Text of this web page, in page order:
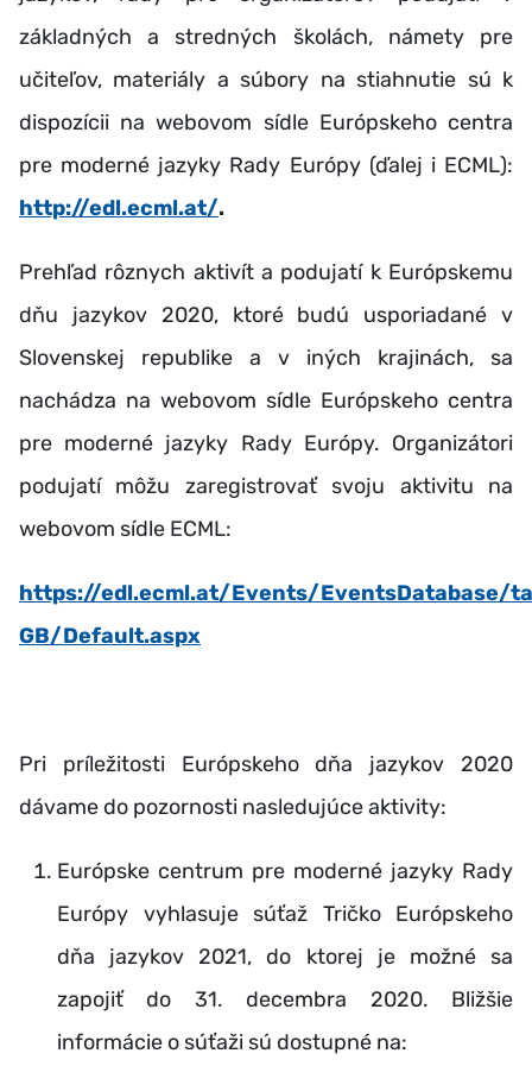
základných a stredných školách, námety pre
učiteľov, materiály a súbory na stiahnutie sú k
dispozícii na webovom sídle Európskeho centra
pre moderné jazyky Rady Európy (ďalej i ECML):
http://edl.ecml.at/.
Prehľad rôznych aktivít a podujatí k Európskemu
dňu jazykov 2020, ktoré budú usporiadané v
Slovenskej republike a v iných krajinách, sa
nachádza na webovom sídle Európskeho centra
pre moderné jazyky Rady Európy. Organizátori
podujatí môžu zaregistrovať svoju aktivitu na
webovom sídle ECML:
https://edl.ecml.at/Events/EventsDatabase/
GB/Default.aspx
Pri príležitosti Európskeho dňa jazykov 2020
dávame do pozornosti nasledujúce aktivity:
Európske centrum pre moderné jazyky Rady
Európy vyhlasuje súťaž Tričko Európskeho
dňa jazykov 2021, do ktorej je možné sa
zapojiť do 31. decembra 2020. Bližšie
informácie o súťaži sú dostupné na: